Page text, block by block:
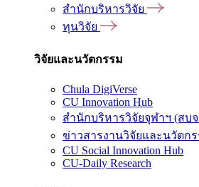
สำนักบริหารวิจัย
ทุนวิจัย
วิจัยและนวัตกรรม
Chula DigiVerse
CU Innovation Hub
สำนักบริหารวิจัยจุฬาฯ (สบ
ข่าวสารงานวิจัยและนวัตกร
CU Social Innovation Hub
CU-Daily Research